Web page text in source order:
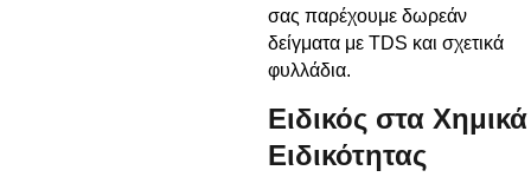
σας παρέχουμε δωρεάν
δείγματα με TDS και σχετικά
φυλλάδια.
Ειδικός στα Χημικά
Ειδικότητας